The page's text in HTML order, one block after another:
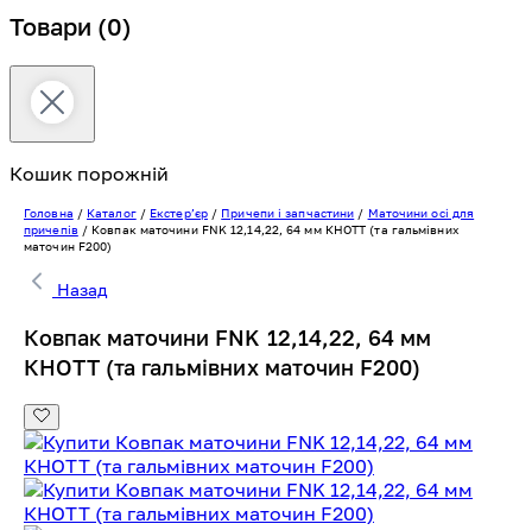
Товари (0)
Кошик порожній
Головна / Каталог/ Екстерʼєр/ Причепи і запчастини / Маточини осі для
причепів/ Ковпак маточини FNK 12,14,22, 64 мм КНОТТ (та гальмівних
маточин F200)
Назад
Ковпак маточини FNK 12,14,22, 64 мм
КНОТТ (та гальмівних маточин F200)